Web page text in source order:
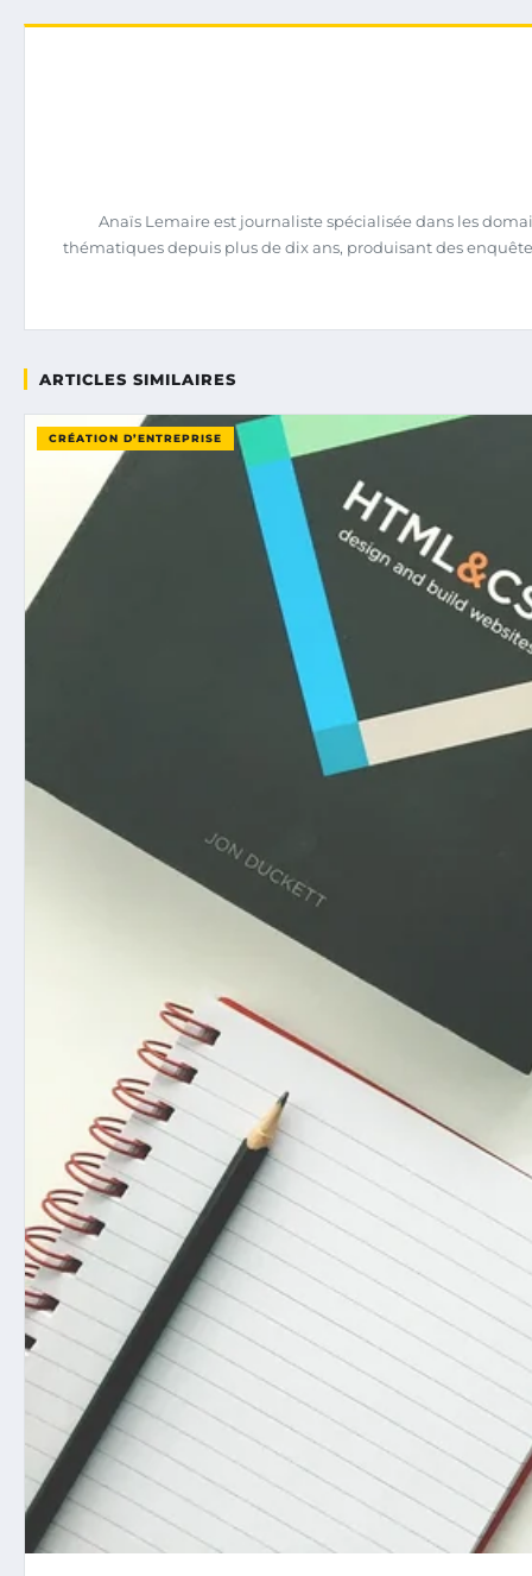
Anaïs Lemaire est journaliste spécialisée dans les
thématiques depuis plus de dix ans, produisant des
ARTICLES SIMILAIRES
CRÉATION D’ENTREPRISE